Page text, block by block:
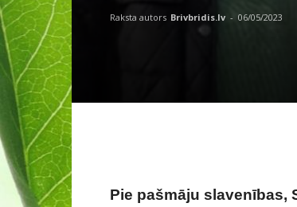
Raksta autors Brivbridis.lv - 06/05/2023
Pie pašmāju slavenības,